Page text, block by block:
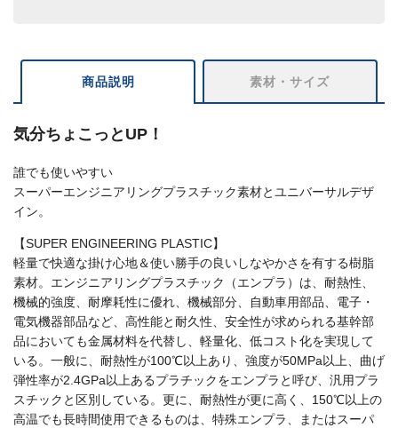
商品説明 素材・サイズ
気分ちょこっとUP！
誰でも使いやすい
スーパーエンジニアリングプラスチック素材とユニバーサルデザ
イン。
【SUPER ENGINEERING PLASTIC】
軽量で快適な掛け心地＆使い勝手の良いしなやかさを有する樹脂
素材。エンジニアリングプラスチック（エンプラ）は、耐熱性、
機械的強度、耐摩耗性に優れ、機械部分、自動車用部品、電子・
電気機器部品など、高性能と耐久性、安全性が求められる基幹部
品においても金属材料を代替し、軽量化、低コスト化を実現して
いる。一般に、耐熱性が100℃以上あり、強度が50MPa以上、曲げ
弾性率が2.4GPa以上あるプラチックをエンプラと呼び、汎用プラ
スチックと区別している。更に、耐熱性が更に高く、150℃以上の
高温でも長時間使用できるものは、特殊エンプラ、またはスーパ